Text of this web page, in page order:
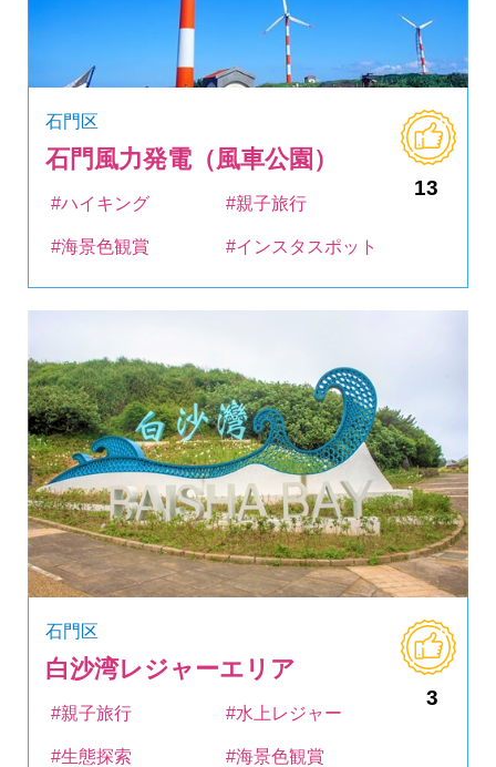
石門区
石門風力発電（風車公園）
13
#ハイキング #親子旅行
#海景色観賞 #インスタスポット
石門区
白沙湾レジャーエリア
3
#親子旅行 #水上レジャー
#生態探索 #海景色観賞